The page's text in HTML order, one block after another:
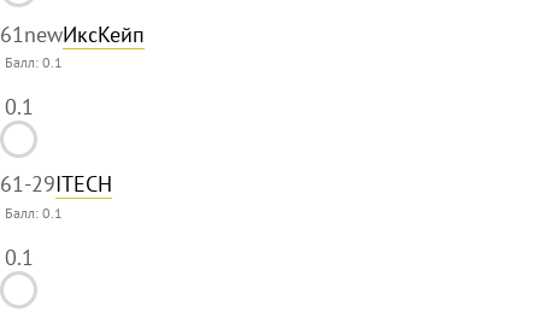
61 newИксКейп
Балл:0.1
0.1
61-29ITECH
Балл:0.1
0.1